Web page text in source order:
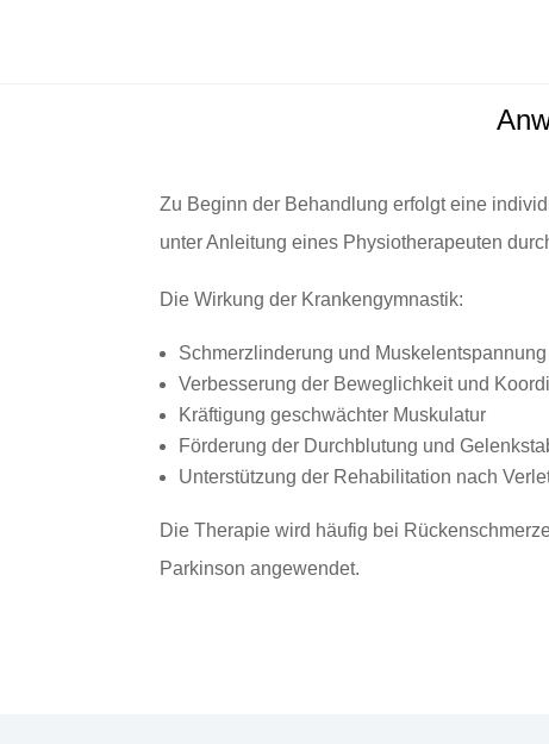
Zu Beginn der Behandlung erfolgt eine
unter Anleitung eines Physiotherapeuten
Die Wirkung der Krankengymnastik:
Schmerzlinderung und Muskelentspannung
Verbesserung der Beweglichkeit und
Kräftigung geschwächter Muskulatur
Förderung der Durchblutung und
Unterstützung der Rehabilitation nach
Die Therapie wird häufig bei
Parkinson angewendet.